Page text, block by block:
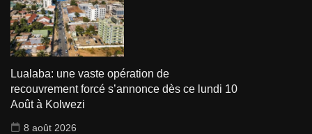
Lualaba: une vaste opération de
recouvrement forcé s’annonce dès ce lundi 10
Août à Kolwezi
8 août 2026